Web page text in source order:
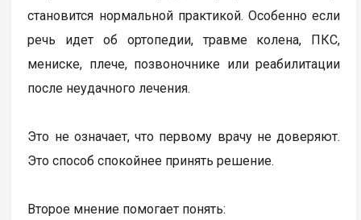
становится нормальной практикой. Особенно если
речь идет об ортопедии, травме колена, ПКС,
мениске, плече, позвоночнике или реабилитации
после неудачного лечения.
Это не означает, что первому врачу не доверяют.
Это способ спокойнее принять решение.
Второе мнение помогает понять: